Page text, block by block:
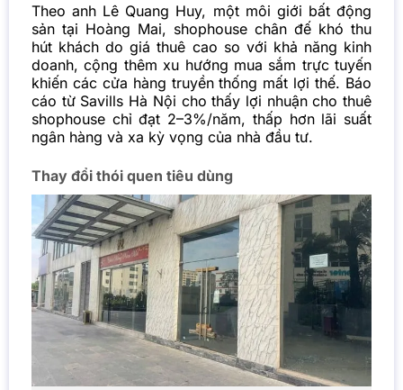
Theo anh Lê Quang Huy, một môi giới bất động
sản tại Hoàng Mai, shophouse chân đế khó thu
hút khách do giá thuê cao so với khả năng kinh
doanh, cộng thêm xu hướng mua sắm trực tuyến
khiến các cửa hàng truyền thống mất lợi thế. Báo
cáo từ Savills Hà Nội cho thấy lợi nhuận cho thuê
shophouse chỉ đạt 2–3%/năm, thấp hơn lãi suất
ngân hàng và xa kỳ vọng của nhà đầu tư.
Thay đổi thói quen tiêu dùng